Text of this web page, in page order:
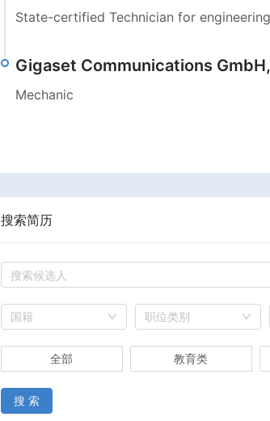
State-certified Technician for engineering
Gigaset Communications
Mechanic
搜索简历
国籍 职位类别
全部 教育类
搜 索